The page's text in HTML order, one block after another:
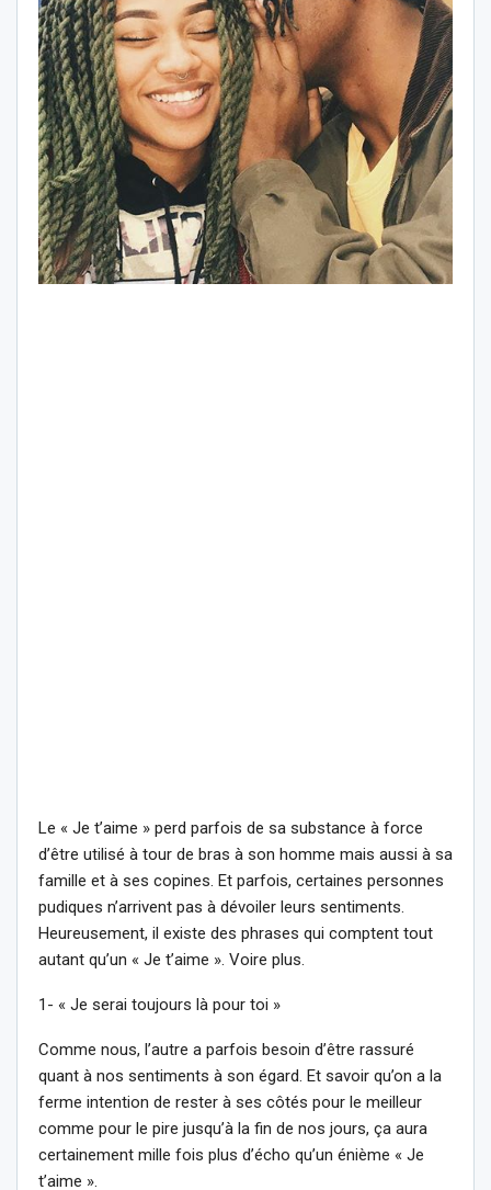
Le « Je t’aime » perd parfois de sa substance à force
d’être utilisé à tour de bras à son homme mais aussi à sa
famille et à ses copines. Et parfois, certaines personnes
pudiques n’arrivent pas à dévoiler leurs sentiments.
Heureusement, il existe des phrases qui comptent tout
autant qu’un « Je t’aime ». Voire plus.
1- « Je serai toujours là pour toi »
Comme nous, l’autre a parfois besoin d’être rassuré
quant à nos sentiments à son égard. Et savoir qu’on a la
ferme intention de rester à ses côtés pour le meilleur
comme pour le pire jusqu’à la fin de nos jours, ça aura
certainement mille fois plus d’écho qu’un énième « Je
t’aime ».